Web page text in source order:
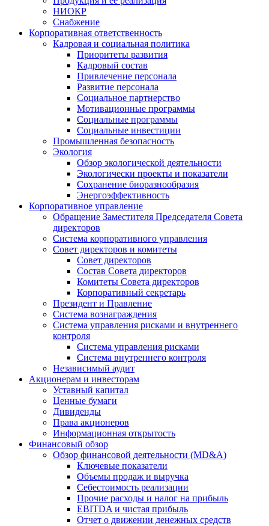
НИОКР
Снабжение
Корпоративная ответственность
Кадровая и социальная политика
Приоритеты развития
Кадровый состав
Привлечение персонала
Развитие персонала
Социальное партнерство
Мотивационные программы
Социальные программы
Социальные инвестиции
Промышленная безопасность
Экология
Обзор экологической деятельности
Экологически проекты и показатели
Сохранение биоразнообразия
Энергоэффективность
Корпоративное управление
Обращение Заместителя Председателя Совета
директоров
Система корпоративного управления
Совет директоров и комитеты
Совет директоров
Состав Совета директоров
Комитеты Совета директоров
Корпоративный секретарь
Президент и Правление
Система вознаграждения
Система управления рисками и внутреннего
контроля
Система управления рисками
Система внутреннего контроля
Независимый аудит
Акционерам и инвесторам
Уставный капитал
Ценные бумаги
Дивиденды
Права акционеров
Информационная открытость
Финансовый обзор
Обзор финансовой деятельности (MD&A)
Ключевые показатели
Объемы продаж и выручка
Себестоимость реализации
Прочие расходы и налог на прибыль
EBITDA и чистая прибыль
Отчет о движении денежных средств